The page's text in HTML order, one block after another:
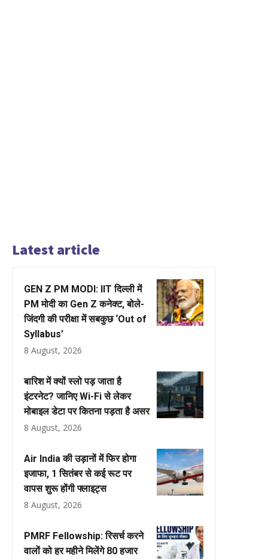
Latest article
GEN Z PM MODI: IIT दिल्ली में
PM मोदी का Gen Z कनेक्ट, बोले-
जिंदगी की परीक्षा में सबकुछ ‘Out of
Syllabus’
8 August, 2026
बारिश में क्यों स्लो पड़ जाता है
इंटरनेट? जानिए Wi-Fi से लेकर
मोबाइल डेटा पर कितना पड़ता है असर
8 August, 2026
Air India की उड़ानों में फिर होगा
इजाफा, 1 सितंबर से कई रूट पर
वापस शुरू होंगी फ्लाइट्स
8 August, 2026
PMRF Fellowship: रिसर्च करने
वालों को हर महीने मिलेंगे ₹80 हजार